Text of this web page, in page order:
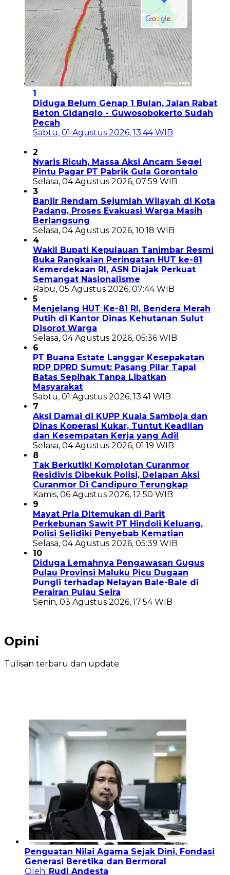
1
Diduga Belum Genap 1 Bulan, Jalan Rabat
Beton Gidanglo - Guwosobokerto Sudah
Pecah
Sabtu, 01 Agustus 2026, 13:44 WIB
2
Nyaris Ricuh, Massa Aksi Ancam Segel
Pintu Pagar PT Pabrik Gula Gorontalo
Selasa, 04 Agustus 2026, 07:59 WIB
3
Banjir Rendam Sejumlah Wilayah di Kota
Padang, Proses Evakuasi Warga Masih
Berlangsung
Selasa, 04 Agustus 2026, 10:18 WIB
4
Wakil Bupati Kepulauan Tanimbar Resmi
Buka Rangkaian Peringatan HUT ke-81
Kemerdekaan RI, ASN Diajak Perkuat
Semangat Nasionalisme
Rabu, 05 Agustus 2026, 07:44 WIB
5
Menjelang HUT Ke-81 RI, Bendera Merah
Putih di Kantor Dinas Kehutanan Sulut
Disorot Warga
Selasa, 04 Agustus 2026, 05:36 WIB
6
PT Buana Estate Langgar Kesepakatan
RDP DPRD Sumut: Pasang Pilar Tapal
Batas Sepihak Tanpa Libatkan
Masyarakat
Sabtu, 01 Agustus 2026, 13:41 WIB
7
Aksi Damai di KUPP Kuala Samboja dan
Dinas Koperasi Kukar, Tuntut Keadilan
dan Kesempatan Kerja yang Adil
Selasa, 04 Agustus 2026, 01:19 WIB
8
Tak Berkutik! Komplotan Curanmor
Residivis Dibekuk Polisi, Delapan Aksi
Curanmor Di Candipuro Terungkap
Kamis, 06 Agustus 2026, 12:50 WIB
9
Mayat Pria Ditemukan di Parit
Perkebunan Sawit PT Hindoli Keluang,
Polisi Selidiki Penyebab Kematian
Selasa, 04 Agustus 2026, 05:39 WIB
10
Diduga Lemahnya Pengawasan Gugus
Pulau Provinsi Maluku Picu Dugaan
Pungli terhadap Nelayan Bale-Bale di
Perairan Pulau Seira
Senin, 03 Agustus 2026, 17:54 WIB
Opini
Tulisan terbaru dan update
Penguatan Nilai Agama Sejak Dini, Fondasi
Generasi Beretika dan Bermoral
Oleh: Rudi Andesta